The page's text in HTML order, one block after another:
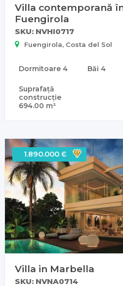
Villa contemporană
Fuengirola
SKU: NVHI0717
Fuengirola, Costa del Sol
Dormitoare 4 Băi 4
Suprafață
construcție
694.00 m²
1.890.000 Є
Villa in Marbella
SKU: NVNA0714